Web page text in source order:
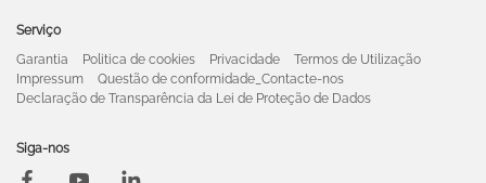
Serviço
Garantia
Politica de cookies Privacidade
Termos de Utilização
Impressum
Questão de conformidade_Contacte-nos
Declaração de Transparência da Lei de Proteção de Dados
Siga-nos